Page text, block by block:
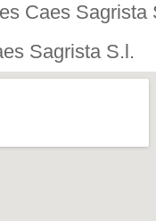
Caes Sagrista
Sagrista S.l.